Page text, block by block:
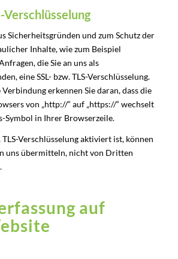
Verschlüsselung
Sicherheitsgründen und zum Schutz der
Inhalte, wie zum Beispiel
die Sie an uns als
eine SSL- bzw. TLS-Verschlüsselung.
erkennen Sie daran, dass die
von „http://“ auf „https://“ wechselt
Symbol in Ihrer Browserzeile.
TLS-Verschlüsselung aktiviert ist, können
uns übermitteln, nicht von Dritten
auf